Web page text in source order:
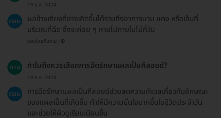
19 ธ.ค. 2024
ตอบ
ผลข้างเคียงที่อาจเกิดขึ้นได้รวมถึงอาการบวม แดง หรือเจ็บที่
บริเวณที่ฉีด ซึ่งจะค่อย ๆ หายไปภายในไม่กี่วัน
ตอบโดยทีมงาน HD
ถาม ทำไมถึงควรเลือกการฉีดรักษาแผลเป็นคีลอยด์?
19 ธ.ค. 2024
ตอบ
การฉีดรักษาแผลเป็นคีลอยด์ช่วยลดความกังวลเกี่ยวกับลักษณะ
ของแผลเป็นที่เกิดขึ้น ทำให้มีความมั่นใจมากขึ้นในชีวิตประจำวัน
และช่วยให้ผิวดูเรียบเนียนขึ้น